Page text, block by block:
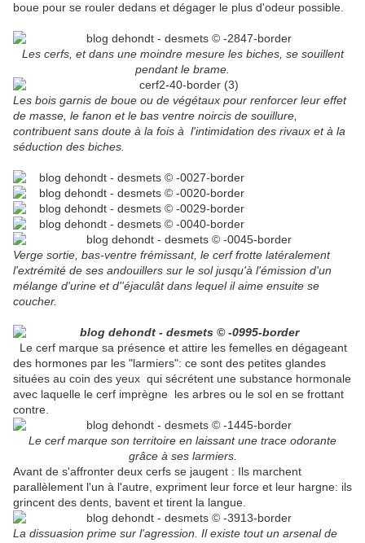
boue pour se rouler dedans et dégager le plus d'odeur possible.
Les cerfs, et dans une moindre mesure les biches, se souillent
pendant le brame.
Les bois garnis de boue ou de végétaux pour renforcer leur effet
de masse, le fanon et le bas ventre noircis de souillure,
contribuent sans doute à la fois à l'intimidation des rivaux et à la
séduction des biches.
Verge sortie, bas-ventre frémissant, le cerf frotte latéralement
l'extrémité de ses andouillers sur le sol jusqu'à l'émission d'un
mélange d'urine et d''éjaculât dans lequel il aime ensuite se
coucher.
Le cerf marque sa présence et attire les femelles en dégageant
des hormones par les "larmiers": ce sont des petites glandes
situées au coin des yeux qui sécrétent une substance hormonale
avec laquelle le cerf imprègne les arbres ou le sol en se frottant
contre.
Le cerf marque son territoire en laissant une trace odorante
grâce à ses larmiers.
Avant de s'affronter deux cerfs se jaugent : Ils marchent
parallèlement l'un à l'autre, expriment leur force et leur hargne: ils
grincent des dents, bavent et tirent la langue.
La dissuasion prime sur l'agression. Il existe tout un arsenal de